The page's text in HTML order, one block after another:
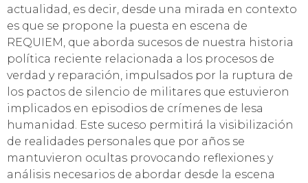
actualidad, es decir, desde una mirada en contexto
es que se propone la puesta en escena de
REQUIEM, que aborda sucesos de nuestra historia
política reciente relacionada a los procesos de
verdad y reparación, impulsados por la ruptura de
los pactos de silencio de militares que estuvieron
implicados en episodios de crímenes de lesa
humanidad. Este suceso permitirá la visibilización
de realidades personales que por años se
mantuvieron ocultas provocando reflexiones y
análisis necesarios de abordar desde la escena